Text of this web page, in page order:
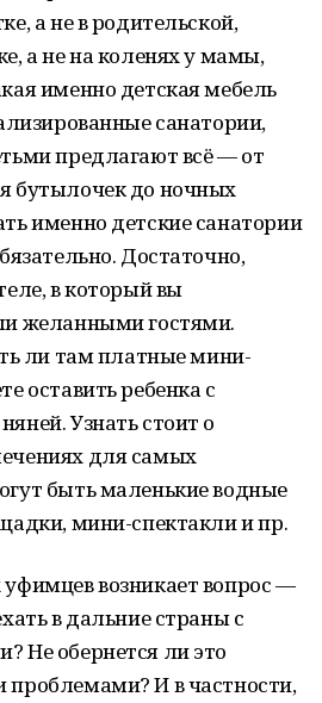
а не в родительской,
а не на коленях у мамы,
именно детская мебель
санатории,
предлагают всё — от
бутылочек до ночных
именно детские санатории
Достаточно,
в который вы
желанными гостями.
ли там платные мини-
оставить ребенка с
Узнать стоит о
для самых
быть маленькие водные
мини-спектакли и пр.
возникает вопрос —
в дальние страны с
Не обернется ли это
И в частности,